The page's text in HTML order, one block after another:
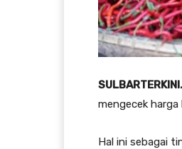
mengecek
Hal ini sebagai